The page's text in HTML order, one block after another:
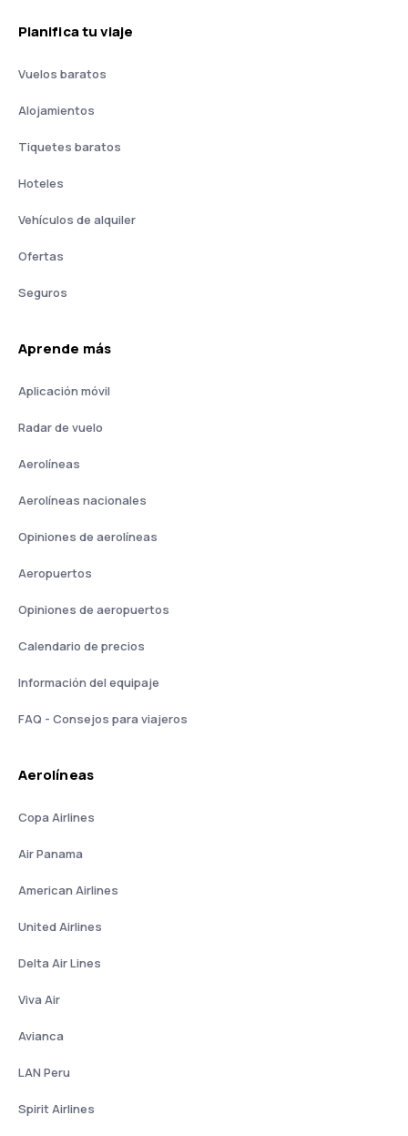
Planifica tu viaje
Vuelos baratos
Alojamientos
Tiquetes baratos
Hoteles
Vehículos de alquiler
Ofertas
Seguros
Aprende más
Aplicación móvil
Radar de vuelo
Aerolíneas
Aerolíneas nacionales
Opiniones de aerolíneas
Aeropuertos
Opiniones de aeropuertos
Calendario de precios
Información del equipaje
FAQ - Consejos para viajeros
Aerolíneas
Copa Airlines
Air Panama
American Airlines
United Airlines
Delta Air Lines
Viva Air
Avianca
LAN Peru
Spirit Airlines